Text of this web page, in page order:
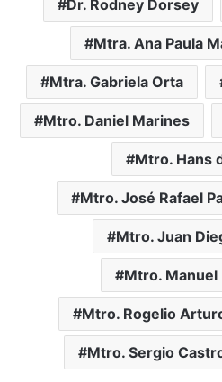
Dr. Rodney Dorsey
Mtra. Ana Paula
Mtra. Gabriela Orta
Mtro. Daniel Marines
Mtro. Hans
Mtro. José Rafael
Mtro. Juan
Mtro. Manuel
Mtro. Rogelio
Mtro. Sergio